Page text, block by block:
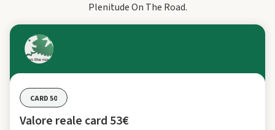
Plenitude On The Road.
CARD 50
Valore reale card 53€